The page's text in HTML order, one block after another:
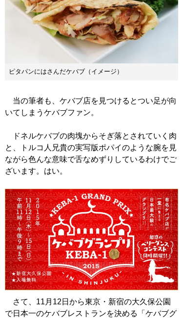
ピタパンにはさんだケバブ（イメージ）
当の筆者も、ケバブ店を見つけるとつい足が向
いてしまうケバブファン。
ドネルケバブの肉塊からそぎ落とされていく肉
と、トルコ人兄貴の実写版ポパイのような腕を見
ながら色んな意味で舌なめずりしているわけでご
ざいます。はい。
さて、11月12日から東京・新宿の大久保公園
で日本一のケバブレストランを決める「ケバブグ